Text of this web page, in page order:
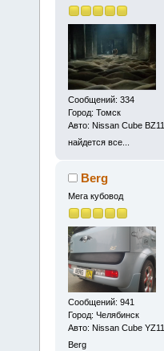
Сообщений: 334
Город: Томск
Авто: Nissan Cube BZ11
найдется все...
Berg
Мега кубовод
Сообщений: 941
Город: Челябинск
Авто: Nissan Cube YZ11
Berg